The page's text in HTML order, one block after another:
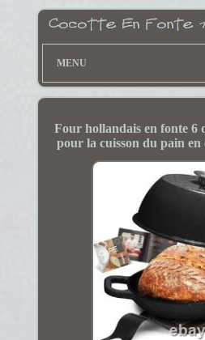
MENU
Four hollandais en fonte 6
pour la cuisson du pain en